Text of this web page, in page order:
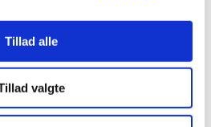
Tillad alle
valgte
nip m/alm. hdt
muf/nip tilslutning og almindelig
og er en kraftig kuglehane i